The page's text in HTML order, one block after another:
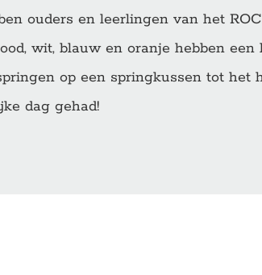
ouders en leerlingen van het
wit, blauw en oranje hebben
op een springkussen tot het
dag gehad!